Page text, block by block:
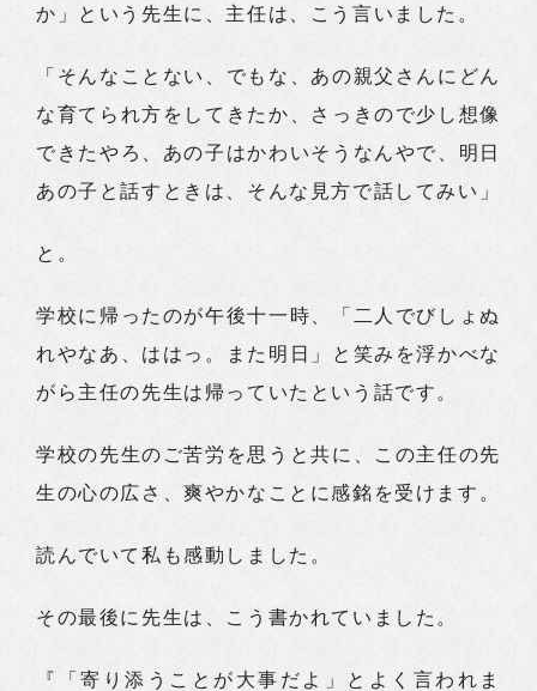
か」という先生に、主任は、こう言いました。
「そんなことない、でもな、あの親父さんにどん
な育てられ方をしてきたか、さっきので少し想像
できたやろ、あの子はかわいそうなんやで、明日
あの子と話すときは、そんな見方で話してみい」
と。
学校に帰ったのが午後十一時、「二人でびしょぬ
れやなあ、ははっ。また明日」と笑みを浮かべな
がら主任の先生は帰っていたという話です。
学校の先生のご苦労を思うと共に、この主任の先
生の心の広さ、爽やかなことに感銘を受けます。
読んでいて私も感動しました。
その最後に先生は、こう書かれていました。
『「寄り添うことが大事だよ」とよく言われま